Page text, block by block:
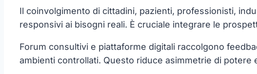
Il coinvolgimento di cittadini, pazienti, professionisti,
responsivi ai bisogni reali. È cruciale integrare le
Forum consultivi e piattaforme digitali raccolgono
ambienti controllati. Questo riduce asimmetrie di